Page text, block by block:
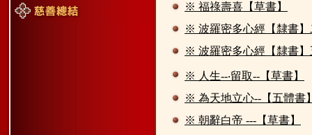
※ 福祿壽喜【草書】
※ 波羅密多心經【隸書】
※ 波羅密多心經【隸書】
※ 人生--‧留取--【草書】
※ 為天地立心--【五體書
※ 朝辭白帝 ---【草書】